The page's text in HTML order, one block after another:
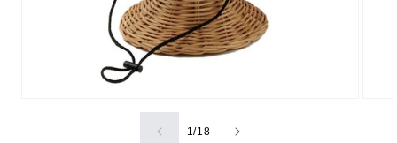
1/の
18